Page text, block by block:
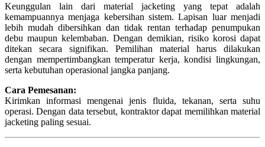
Keunggulan lain dari material jacketing yang tepat adalah
kemampuannya menjaga kebersihan sistem. Lapisan luar menjadi
lebih mudah dibersihkan dan tidak rentan terhadap penumpukan
debu maupun kelembaban. Dengan demikian, risiko korosi dapat
ditekan secara signifikan. Pemilihan material harus dilakukan
dengan mempertimbangkan temperatur kerja, kondisi lingkungan,
serta kebutuhan operasional jangka panjang.
Cara Pemesanan:
Kirimkan informasi mengenai jenis fluida, tekanan, serta suhu
operasi. Dengan data tersebut, kontraktor dapat memilihkan material
jacketing paling sesuai.